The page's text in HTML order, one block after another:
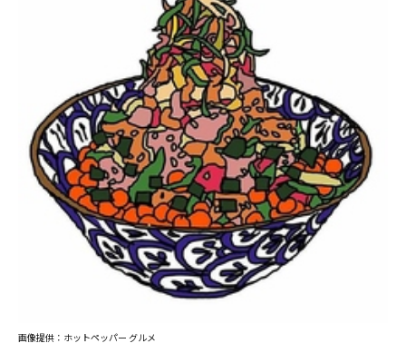
画像提供：ホットペッパー グルメ